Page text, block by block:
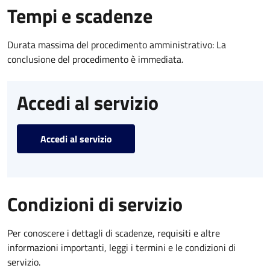
Tempi e scadenze
Durata massima del procedimento amministrativo: La
conclusione del procedimento è immediata.
Accedi al servizio
Accedi al servizio
Condizioni di servizio
Per conoscere i dettagli di scadenze, requisiti e altre
informazioni importanti, leggi i termini e le condizioni di
servizio.